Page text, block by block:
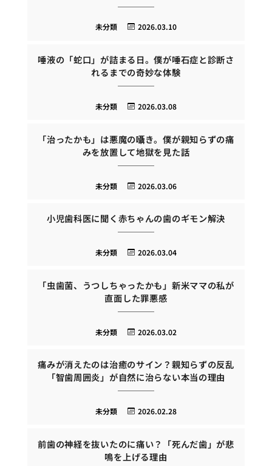
2026.03.10
未分類
唾液の「蛇口」が詰まる日。僕が唾石症と診断さ
れるまでの奇妙な体験
2026.03.08
未分類
「治ったかも」は悪魔の囁き。僕が親知らずの痛
みを放置して地獄を見た話
2026.03.06
未分類
小児歯科医に聞く赤ちゃんの歯のギモン解決
2026.03.04
未分類
「虫歯菌、うつしちゃったかも」新米ママの私が
直面した罪悪感
2026.03.02
未分類
痛みが消えたのは治癒のサイン？親知らずの反乱
「智歯周囲炎」が自然に治らない本当の理由
2026.02.28
未分類
前歯の神経を抜いたのに痛い？「死んだ歯」が悲
鳴を上げる理由